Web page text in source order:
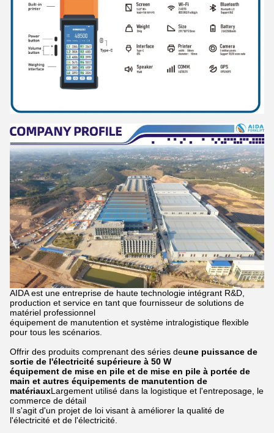
AIDA est une entreprise de haute technologie intégrant R&D,
production et service en tant que fournisseur de solutions de
matériel professionnel
équipement de manutention et système intralogistique flexible
pour tous les scénarios.
Offrir des produits comprenant des séries deune puissance de
sortie de l'électricité supérieure à 50 W
équipement de mise en pile et de mise en pile à portée de
main et autres équipements de manutention de
matériauxLargement utilisé dans la logistique et l'entreposage, le
commerce de détail
Il s'agit d'un projet de loi visant à améliorer la qualité de
l'électricité et de l'électricité.